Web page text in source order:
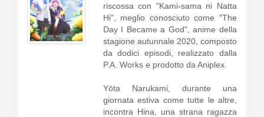
riscossa con "Kami-sama ni Natta
Hi", meglio conosciuto come "The
Day I Became a God", anime della
stagione autunnale 2020, composto
da dodici episodi, realizzato dalla
P.A. Works e prodotto da Aniplex.
Yōta Narukami, durante una
giornata estiva come tutte le altre,
incontra Hina, una strana ragazza